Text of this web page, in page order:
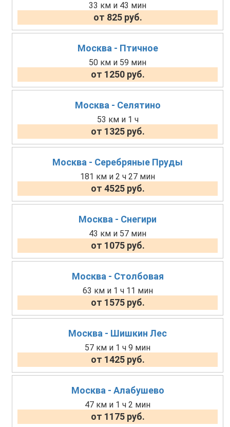
33 км и 43 мин
от 825 руб.
Москва - Птичное
50 км и 59 мин
от 1250 руб.
Москва - Селятино
53 км и 1 ч
от 1325 руб.
Москва - Серебряные Пруды
181 км и 2 ч 27 мин
от 4525 руб.
Москва - Снегири
43 км и 57 мин
от 1075 руб.
Москва - Столбовая
63 км и 1 ч 11 мин
от 1575 руб.
Москва - Шишкин Лес
57 км и 1 ч 9 мин
от 1425 руб.
Москва - Алабушево
47 км и 1 ч 2 мин
от 1175 руб.